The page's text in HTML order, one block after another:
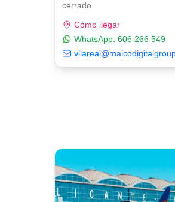
cerrado
Cómo llegar
WhatsApp: 606 266 549